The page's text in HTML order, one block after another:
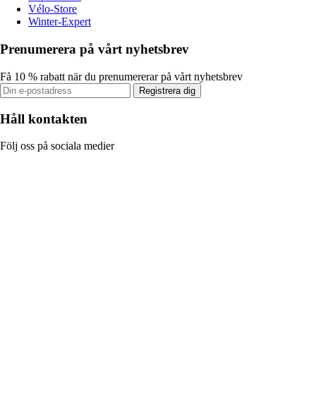
Vélo-Store
Winter-Expert
Prenumerera på vårt nyhetsbrev
Få 10 % rabatt när du prenumererar på vårt nyhetsbrev
Registrera dig
Håll kontakten
Följ oss på sociala medier